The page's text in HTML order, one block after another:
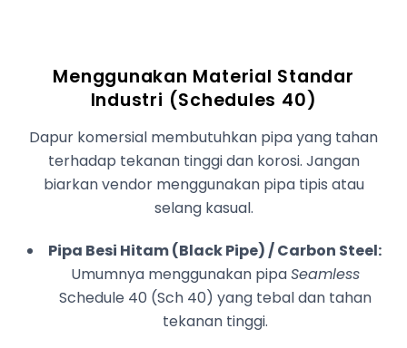
Menggunakan Material Standar
Industri (Schedules 40)
Dapur komersial membutuhkan pipa yang tahan
terhadap tekanan tinggi dan korosi. Jangan
biarkan vendor menggunakan pipa tipis atau
selang kasual.
Pipa Besi Hitam (Black Pipe) / Carbon Steel:
Umumnya menggunakan pipaSeamless
Schedule 40 (Sch 40) yang tebal dan tahan
tekanan tinggi.